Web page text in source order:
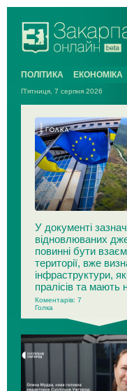
ПОЛІТИКА ЕКОНОМІКА
П'ятниця, 7 серпня 2026
У документі
відновлюваних
повинні бути
території, вже
інфраструктури,
пралісів та мають
Коментарів: 7
Голка